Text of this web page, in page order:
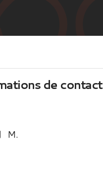
de contact
M.